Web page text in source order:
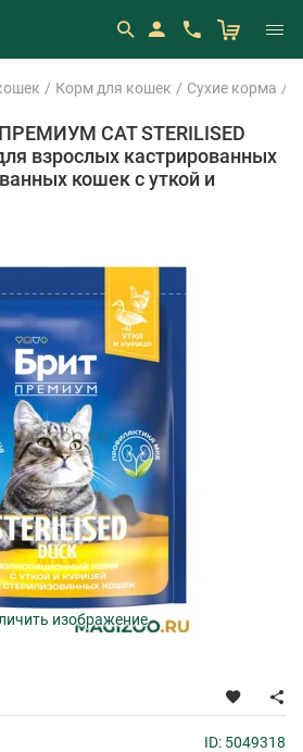
Корм для кошек Сухие корма
CAT STERILISED
взрослых кастрированных
кошек с уткой и
изображение
ID: 5049318